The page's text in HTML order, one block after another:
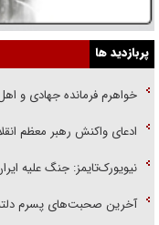
پربازدید ها
خواهرم فرمانده جهادی و
ادعای واکنش رهبر معظم
نیویورک‌تایمز: جنگ علیه
آخرین صحبت‌های پسرم